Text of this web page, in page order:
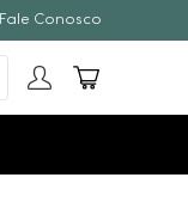
Fale Conosco